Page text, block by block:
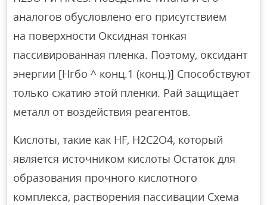
аналогов обусловлено его присутствием
на поверхности Оксидная тонкая
пассивированная пленка. Поэтому, оксидант
энергии [Нгбо ^ конц.1 (конц.)] Способствуют
только сжатию этой пленки. Рай защищает
металл от воздействия реагентов.
Кислоты, такие как HF, H2C2O4, который
является источником кислоты Остаток для
образования прочного кислотного
комплекса, растворения пассивации Схема